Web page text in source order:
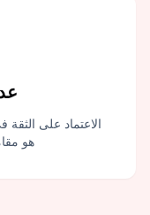
الاعتماد على
هو